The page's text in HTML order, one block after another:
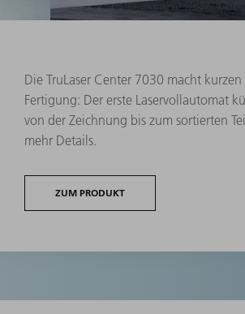
Die TruLaser Center 7030 macht kurzen
Fertigung: Der erste Laservollautomat
von der Zeichnung bis zum sortierten
mehr Details.
ZUM PRODUKT